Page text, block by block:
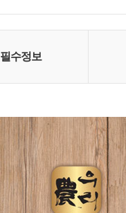
필수정보